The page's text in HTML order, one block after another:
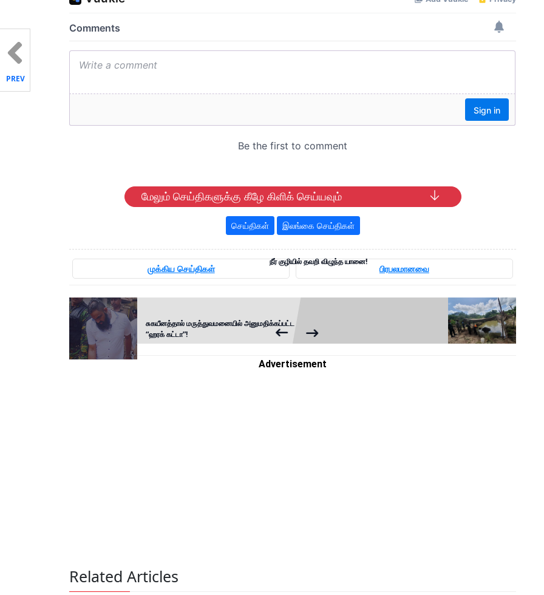
மேலும் செய்திகளுக்கு கீழே கிளிக் செய்யவும்
செய்திகள் இலங்கை செய்திகள்
முக்கிய செய்திகள் பிரபலமானவை
சுகயீனத்தால் மருத்துவமனையில் அனுமதிக்கப்பட்ட
“ஹரக் கட்டா”!
நீர் குழியில் தவறி விழுந்த யானை!
PREV
Advertisement
Related Articles